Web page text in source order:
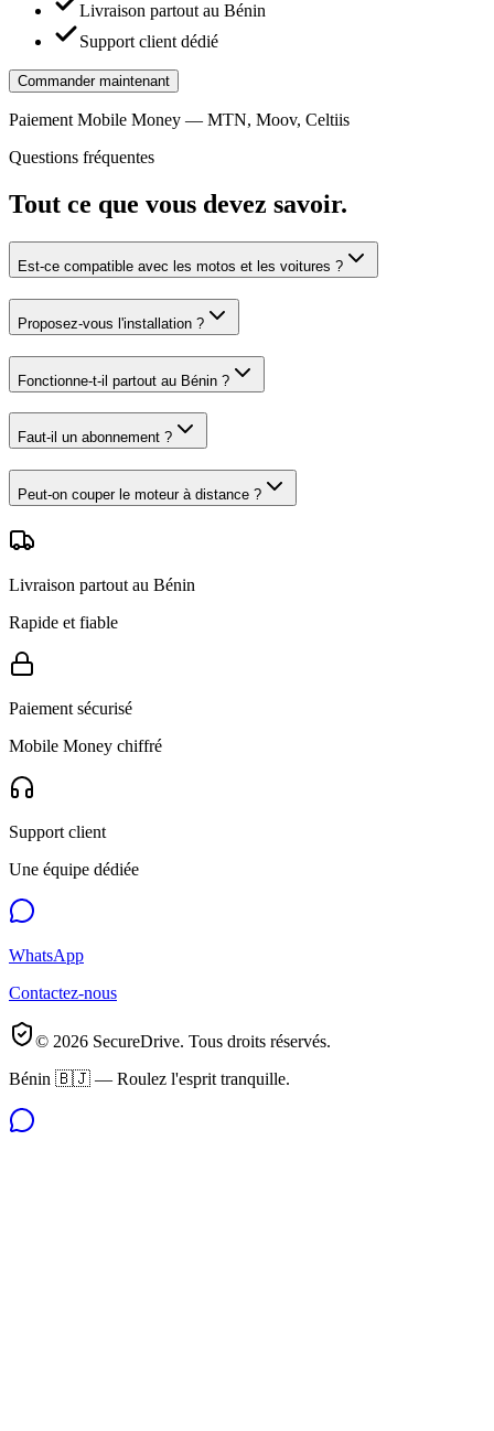
Livraison partout au Bénin
Support client dédié
Commander maintenant
Paiement Mobile Money — MTN, Moov, Celtiis
Questions fréquentes
Tout ce que vous devez savoir.
Est-ce compatible avec les motos et les voitures ?
Proposez-vous l'installation ?
Fonctionne-t-il partout au Bénin ?
Faut-il un abonnement ?
Peut-on couper le moteur à distance ?
Livraison partout au Bénin
Rapide et fiable
Paiement sécurisé
Mobile Money chiffré
Support client
Une équipe dédiée
WhatsApp
Contactez-nous
© 2026 SecureDrive. Tous droits réservés.
Bénin 🇧🇯 — Roulez l'esprit tranquille.